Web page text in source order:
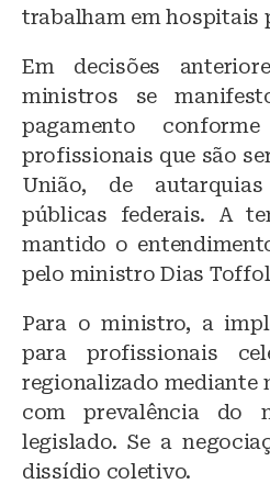
trabalham em hospitais
Em decisões
ministros se
pagamento
profissionais que são
União, de
públicas federais. A
mantido o
pelo ministro Dias
Para o ministro, a
para profissionais
regionalizado mediante
com prevalência do
legislado. Se a
dissídio coletivo.